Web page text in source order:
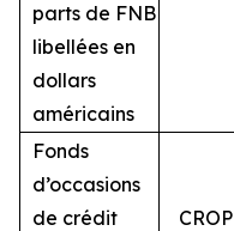
parts de FNB
libellées en
dollars
américains
Fonds
d’occasions
de crédit
CROP